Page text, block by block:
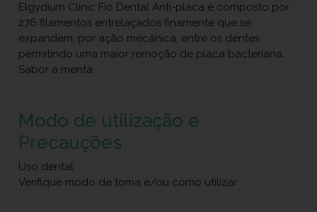
Elgydium Clinic Fio Dental Anti-placa é composto por
276 filamentos entrelaçados finamente que se
expandem, por ação mecânica, entre os dentes
permitindo uma maior remoção de placa bacteriana.
Sabor a menta.
Modo de utilização e
Precauções
Uso dental
Verifique modo de toma e/ou como utilizar